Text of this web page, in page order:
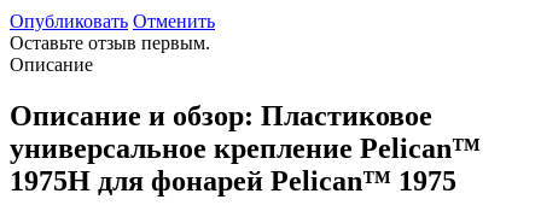
Опубликовать Отменить
Оставьте отзыв первым.
Описание
Описание и обзор: Пластиковое
универсальное крепление Pelican™
1975H для фонарей Pelican™ 1975